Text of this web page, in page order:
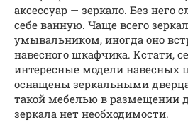
аксессуар — зеркало. Без него
себе ванную. Чаще всего
умывальником, иногда оно
навесного шкафчика. Кстати,
интересные модели навесных
оснащены зеркальными
такой мебелью в размещении
зеркала нет необходимости.